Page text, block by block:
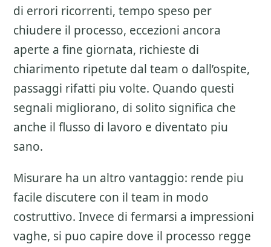
di errori ricorrenti, tempo speso per
chiudere il processo, eccezioni ancora
aperte a fine giornata, richieste di
chiarimento ripetute dal team o dall’ospite,
passaggi rifatti piu volte. Quando questi
segnali migliorano, di solito significa che
anche il flusso di lavoro e diventato piu
sano.
Misurare ha un altro vantaggio: rende piu
facile discutere con il team in modo
costruttivo. Invece di fermarsi a impressioni
vaghe, si puo capire dove il processo regge